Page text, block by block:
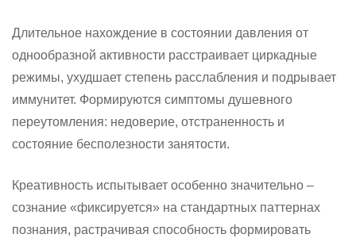
Длительное нахождение в состоянии давления от
однообразной активности расстраивает циркадные
режимы, ухудшает степень расслабления и подрывает
иммунитет. Формируются симптомы душевного
переутомления: недоверие, отстраненность и
состояние бесполезности занятости.
Креативность испытывает особенно значительно –
сознание «фиксируется» на стандартных паттернах
познания, растрачивая способность формировать